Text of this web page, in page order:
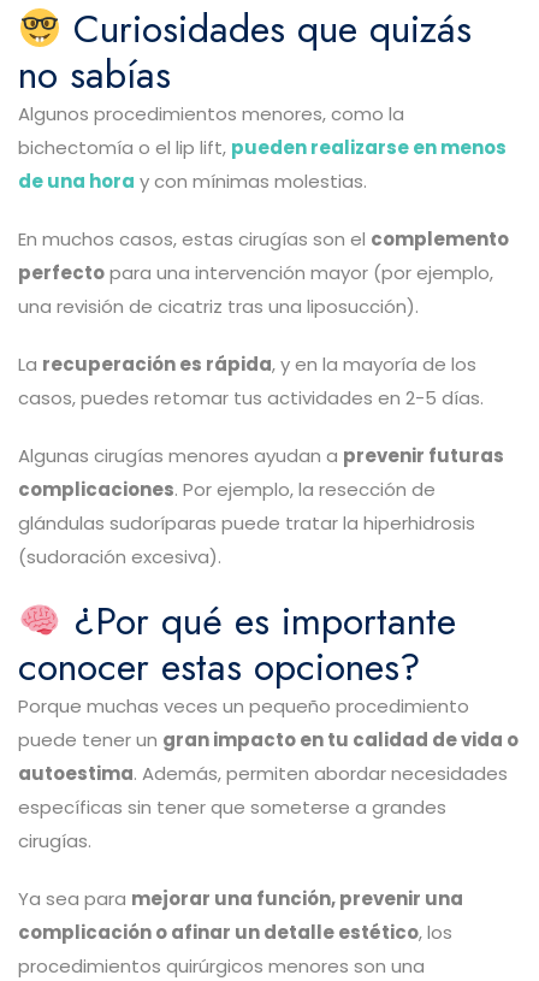
Curiosidades que quizás
no sabías
Algunos procedimientos menores, como la
bichectomía o el lip lift, pueden realizarse en menos
de una hora y con mínimas molestias.
En muchos casos, estas cirugías son el complemento
perfectopara una intervención mayor (por ejemplo,
una revisión de cicatriz tras una liposucción).
La recuperación es rápida, y en la mayoría de los
casos, puedes retomar tus actividades en 2-5 días.
Algunas cirugías menores ayudan a prevenir futuras
complicaciones. Por ejemplo, la resección de
glándulas sudoríparas puede tratar la hiperhidrosis
(sudoración excesiva).
¿Por qué es importante
conocer estas opciones?
Porque muchas veces un pequeño procedimiento
puede tener un gran impacto en tu calidad de vida o
autoestima. Además, permiten abordar necesidades
específicas sin tener que someterse a grandes
cirugías.
Ya sea para mejorar una función, prevenir una
complicación o afinar un detalle estético, los
procedimientos quirúrgicos menores son una